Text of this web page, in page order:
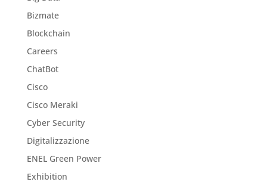
Bizmate
Blockchain
Careers
ChatBot
Cisco
Cisco Meraki
Cyber Security
Digitalizzazione
ENEL Green Power
Exhibition